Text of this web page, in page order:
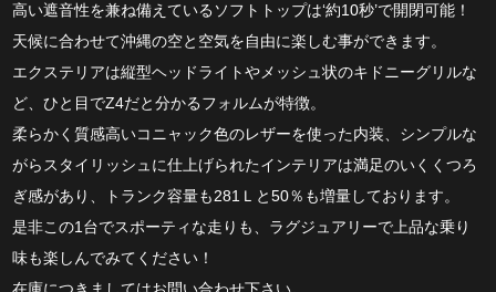
高い遮音性を兼ね備えているソフトトップは‘約10秒’で開閉可能！
天候に合わせて沖縄の空と空気を自由に楽しむ事ができます。
エクステリアは縦型ヘッドライトやメッシュ状のキドニーグリルな
ど、ひと目でZ4だと分かるフォルムが特徴。
柔らかく質感高いコニャック色のレザーを使った内装、シンプルな
がらスタイリッシュに仕上げられたインテリアは満足のいくくつろ
ぎ感があり、トランク容量も281Ｌと50％も増量しております。
是非この1台でスポーティな走りも、ラグジュアリーで上品な乗り
味も楽しんでみてください！